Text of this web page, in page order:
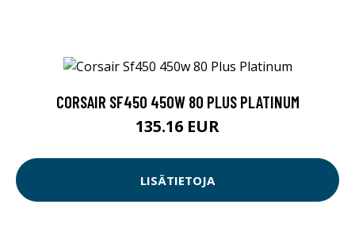
CORSAIR SF450 450W 80 PLUS PLATINUM
135.16 EUR
LISÄTIETOJA